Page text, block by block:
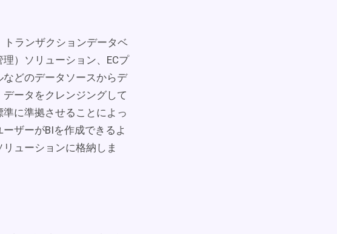
トランザクションデータベ
）ソリューション、ECプ
どのデータソースからデ
ータをクレンジングして
に準拠させることによっ
ザーがBIを作成できるよ
ューションに格納しま